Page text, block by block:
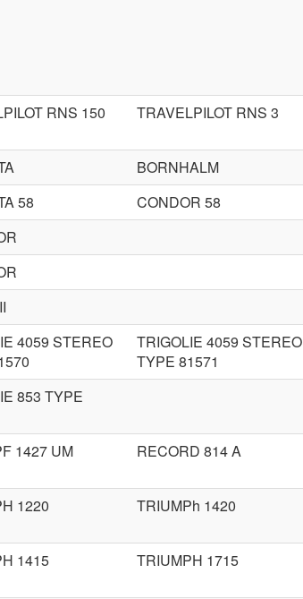
RNS 150
TRAVELPILOT RNS 3
BORNHALM
58 CONDOR 58
4059 STEREO
TRIGOLIE 4059 STEREO
TYPE 81571
853 TYPE
1427 UM RECORD 814 A
1220 TRIUMPh 1420
1415 TRIUMPH 1715